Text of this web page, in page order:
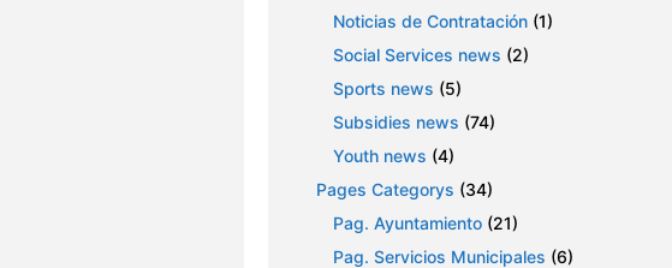
Noticias de Contratación (1)
Social Services news (2)
Sports news (5)
Subsidies news (74)
Youth news (4)
Pages Categorys (34)
Pag. Ayuntamiento (21)
Pag. Servicios Municipales (6)